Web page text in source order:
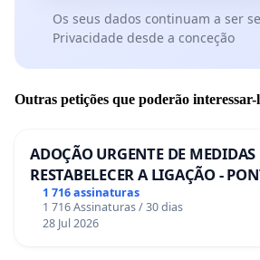
Os seus dados continuam a ser
Privacidade desde a conceção
Outras petições que poderão interessar-
ADOÇÃO URGENTE DE MEDIDAS
RESTABELECER A LIGAÇÃO -
1 716 assinaturas
1 716 Assinaturas / 30 dias
28 Jul 2026